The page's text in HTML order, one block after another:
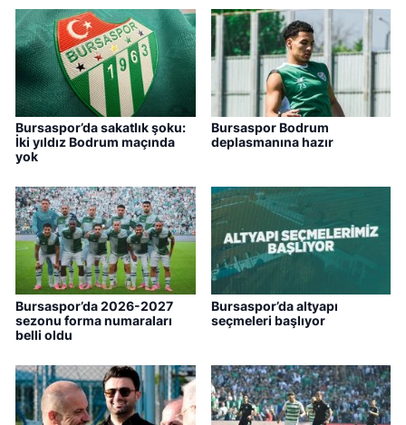
Bursaspor’da sakatlık şoku:
İki yıldız Bodrum maçında
yok
Bursaspor Bodrum
deplasmanına hazır
Bursaspor’da 2026-2027
sezonu forma numaraları
belli oldu
Bursaspor’da altyapı
seçmeleri başlıyor